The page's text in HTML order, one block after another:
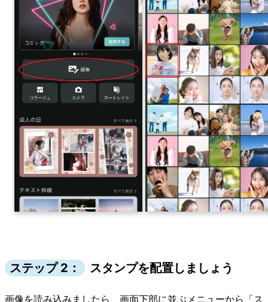
ステップ 2： スタンプを配置しましょう
画像を読み込みましたら、画面下部に並ぶメニューから「ス